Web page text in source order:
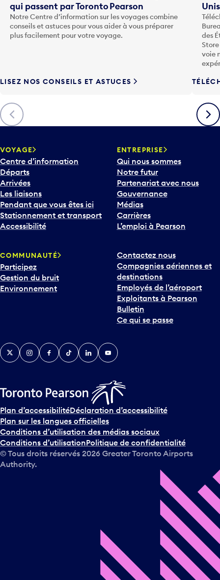
Précédent
qui passent par Toronto Pearson
Notre Centre d’information sur les voyages combine
conseils et astuces pour vous aider à vous préparer
plus facilement pour votre voyage.
LISEZ NOS CONSEILS ET ASTUCES
des
voie
VOYAGE
Centre d’information
Départs
Arrivées
Les liaisons
Pendant que vous êtes ici
Stationnement et transport
Accessibilité
ENTREPRISE
Qui nous sommes
Notre futur
Partenariat avec nous
Gouvernance
Médias
Carrières
L’emploi à Pearson
COMMUNAUTÉ
Participez
Gestion du bruit
Environnement
Contactez nous
Compagnies aériennes et
destinations
Employés de l’aéroport
Exploitants à Pearson
Bulletin
Ce qui se passe
TwitterInstagramFacebook
TikTokLinkedInYouTube
Plan d’accessibilitéDéclaration d’accessibilité
Plan sur les langues officielles
Conditions d’utilisation des médias sociaux
Conditions d’utilisationPolitique de confidentialité
© Tous droits réservés 2026 Greater Toronto Airports
Authority.